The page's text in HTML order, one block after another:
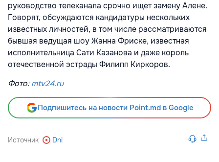
руководство телеканала срочно ищет замену Алене.
Говорят, обсуждаются кандидатуры нескольких
известных личностей, в том числе рассматриваются
бывшая ведущая шоу Жанна Фриске, известная
исполнительница Сати Казанова и даже король
отечественной эстрады Филипп Киркоров.
Фото:mtv24.ru
Подпишитесь на новости Point.md в Google
Источник Dni